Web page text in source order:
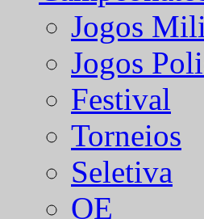
Jogos
Jogos
Festival
Torneios
Seletiva
OE